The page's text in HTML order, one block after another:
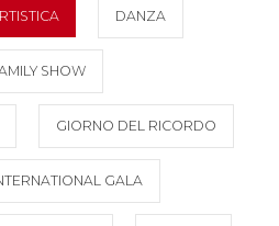
DANZA
SHOW
GIORNO DEL RICORDO
GALA